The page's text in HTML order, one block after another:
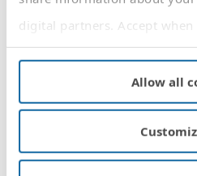
digital partners. Accept
customise your cookies
For more information, read
Allow all
He leído y acepto el